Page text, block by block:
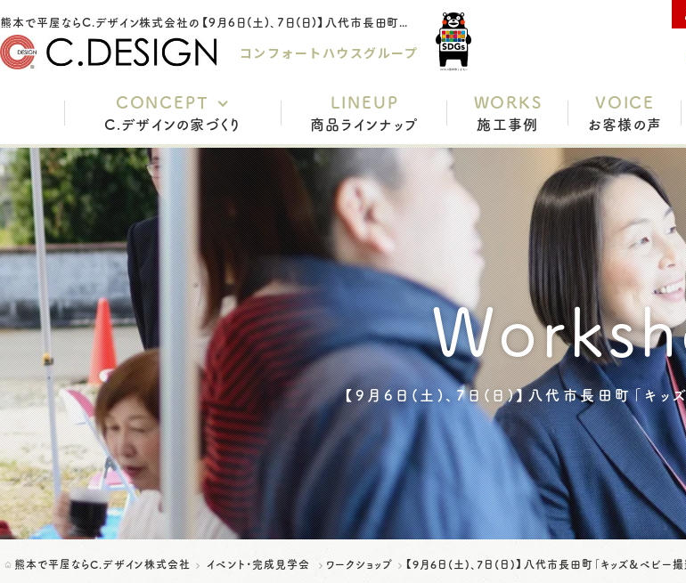
熊本で平屋ならC.デザイン株式会社の【9月6日(土)、7日(日)】八代市長田町「キッズ＆ベビー撮影会」開催をご紹介
コンフォートハウスグループ
CONCEPT
C.デザインの家づくり
充実の標準仕様
安心の保証
家づくりの流れ
インテリアスタイル
よくあるご質問
スタッフ紹介
LINEUP
商品ラインナップ
WORKS
施工事例
VOICE
お客様の声
【9月6日(土)、7日(日)】八代市長田町「キッ
熊本で平屋ならC.デザイン株式会社 イベント・完成見学会 ワークショップ 【9月6日(土)、7日(日)】八代市長田町「キッズ＆ベビー